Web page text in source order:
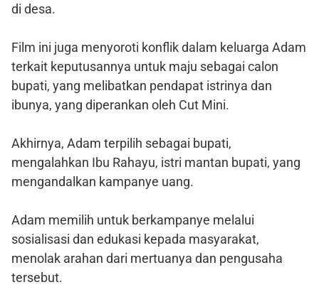
di desa.
Film ini juga menyoroti konflik dalam keluarga Adam
terkait keputusannya untuk maju sebagai calon
bupati, yang melibatkan pendapat istrinya dan
ibunya, yang diperankan oleh Cut Mini.
Akhirnya, Adam terpilih sebagai bupati,
mengalahkan Ibu Rahayu, istri mantan bupati, yang
mengandalkan kampanye uang.
Adam memilih untuk berkampanye melalui
sosialisasi dan edukasi kepada masyarakat,
menolak arahan dari mertuanya dan pengusaha
tersebut.